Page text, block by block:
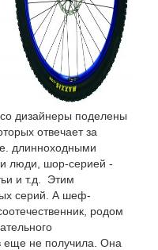
дизайнеры поделены
отвечает за
длинноходными
люди, шор-серией -
и т.д. Этим
серий. А шеф-
родом
еще не получила. Она